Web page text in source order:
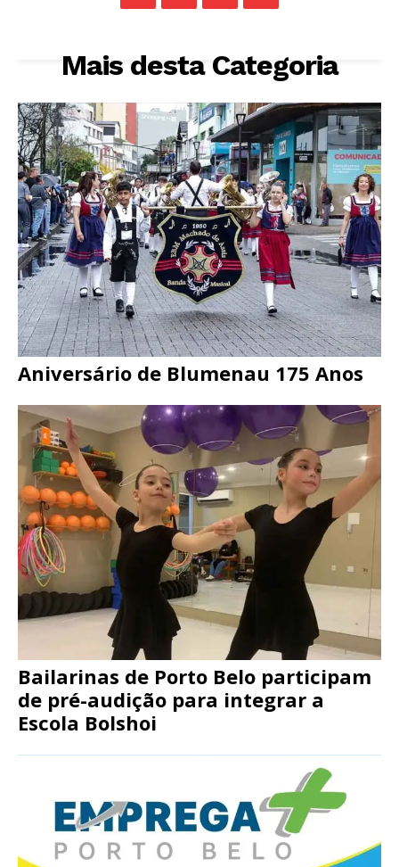
Mais desta Categoria
Aniversário de Blumenau 175 Anos
Bailarinas de Porto Belo participam
de pré-audição para integrar a
Escola Bolshoi